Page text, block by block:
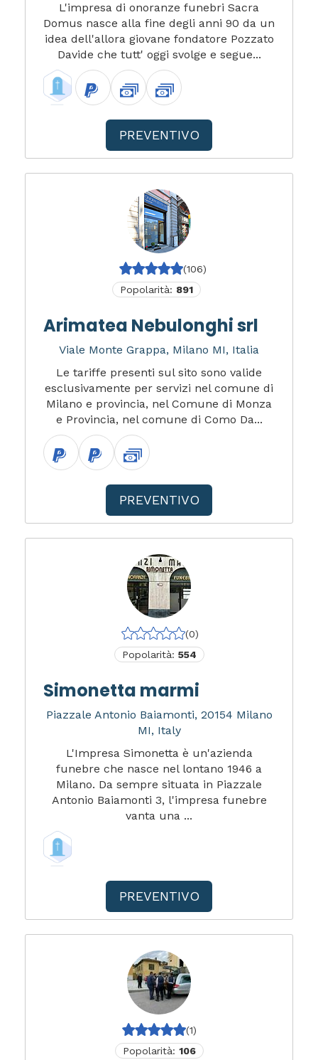
L'impresa di onoranze funebri Sacra
Domus nasce alla fine degli anni 90 da un
idea dell'allora giovane fondatore Pozzato
Davide che tutt' oggi svolge e segue...
PREVENTIVO
(106)
Popolarità: 891
Arimatea Nebulonghi srl
Viale Monte Grappa, Milano MI, Italia
Le tariffe presenti sul sito sono valide
esclusivamente per servizi nel comune di
Milano e provincia, nel Comune di Monza
e Provincia, nel comune di Como Da...
PREVENTIVO
(0)
Popolarità: 554
Simonetta marmi
Piazzale Antonio Baiamonti, 20154 Milano
MI, Italy
L'Impresa Simonetta è un'azienda
funebre che nasce nel lontano 1946 a
Milano. Da sempre situata in Piazzale
Antonio Baiamonti 3, l'impresa funebre
vanta una ...
PREVENTIVO
(1)
Popolarità: 106